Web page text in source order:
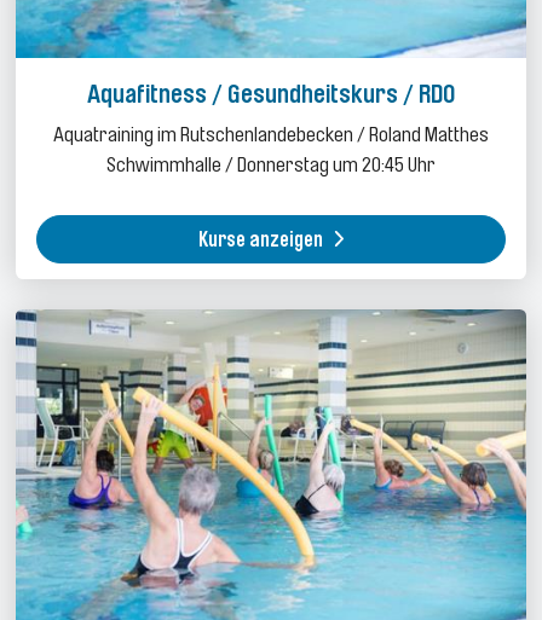
Aquafitness / Gesundheitskurs / RDO
Aquatraining im Rutschenlandebecken / Roland Matthes
Schwimmhalle / Donnerstag um 20:45 Uhr
Kurse anzeigen